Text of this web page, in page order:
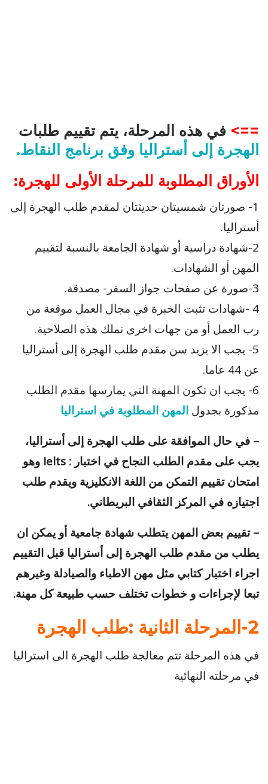
==> في هذه المرحلة، يتم تقييم طلبات
الهجرة إلى أستراليا وفق برنامج النقاط.
الأوراق المطلوبة للمرحلة الأولى للهجرة:
1- صورتان شمسيتان حديثتان لمقدم طلب الهجرة إلى
أستراليا.
2-شهادة دراسية أو شهادة الجامعة بالنسبة لتقييم
المهن أو الشهادات.
3-صورة عن صفحات جواز السفر- مصدقة.
4 -شهادات تثبت الخبرة في مجال العمل موقعة من
رب العمل أو من جهات اخرى تملك هذه الصلاحية.
5- يجب الا يزيد سن مقدم طلب الهجرة إلى أستراليا
عن 44 عاما.
6- يجب ان تكون المهنة التي يمارسها مقدم الطلب
مذكورة بجدول المهن المطلوبة في استراليا
– في حال الموافقة على طلب الهجرة إلى أستراليا،
يجب على مقدم الطلب النجاح في اختبار : Ielts وهو
امتحان تقييم التمكن من اللغة الانكليزية ويقدم طلب
اجتيازه في المركز الثقافي البريطاني.
– تقييم بعض المهن يتطلب شهادة جامعية أو يمكن ان
يطلب من مقدم طلب الهجرة إلى أستراليا قبل التقييم
اجراء اختبار كتابي مثل مهن الاطباء والصيادلة وغيرهم
تبعا لإجراءات و خطوات تختلف حسب طبيعة كل مهنة.
2-المرحلة الثانية :طلب الهجرة
في هذه المرحلة تتم معالجة طلب الهجرة الى استراليا
في مرحلته النهائية